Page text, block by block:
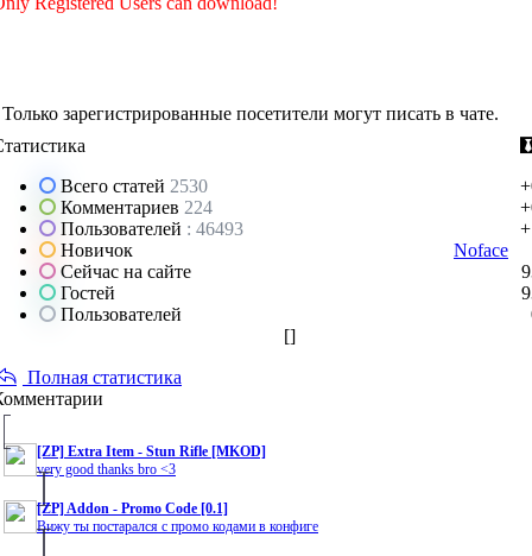
Только зарегистрированные посетители могут писать в чате.
Всего статей 2530
Комментариев 224
Пользователей : 46493
Новичок
Noface
Сейчас на сайте
Гостей
Пользователей
[]
Полная статистика
[ZP] Extra Item - Stun Rifle [MKOD]
very good thanks bro <3
[ZP] Addon - Promo Code [0.1]
Вижу ты постарался с промо кодами в конфиге